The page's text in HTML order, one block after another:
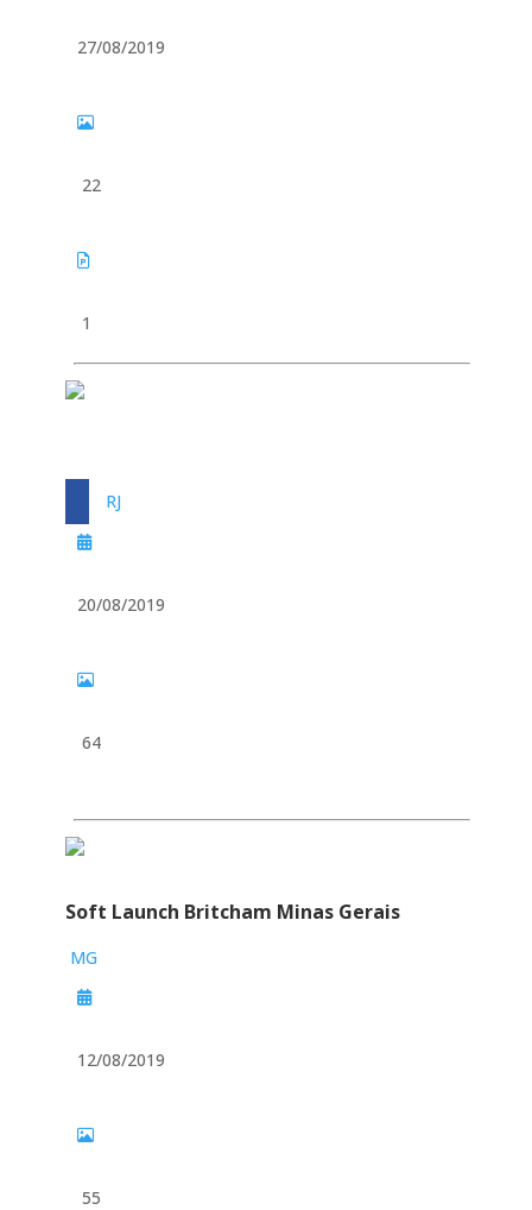
27/08/2019
22
1
RJ
20/08/2019
64
Soft Launch Britcham Minas Gerais
MG
12/08/2019
55